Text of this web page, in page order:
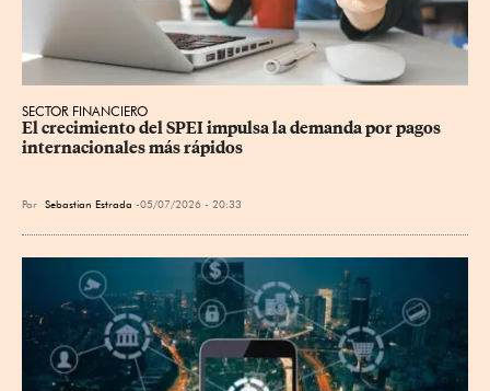
SECTOR FINANCIERO
El crecimiento del SPEI impulsa la demanda por pagos
internacionales más rápidos
Por Sebastian Estrada 05/07/2026 - 20:33